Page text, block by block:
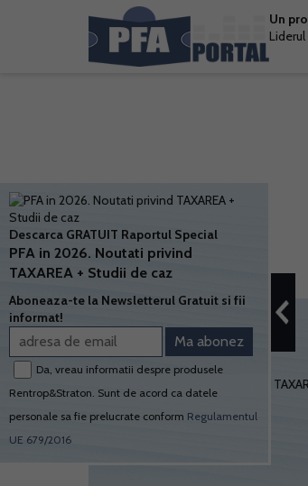
Un
Descarca GRATUIT Raportul Special
PFA in 2026. Noutati privind
TAXAREA + Studii de caz
Aboneaza-te la Newsletterul Gratuit si fii
informat!
Da, vreau informatii despre produsele
Rentrop&Straton. Sunt de acord ca datele
personale sa fie prelucrate conform Regulamentul
UE 679/2016